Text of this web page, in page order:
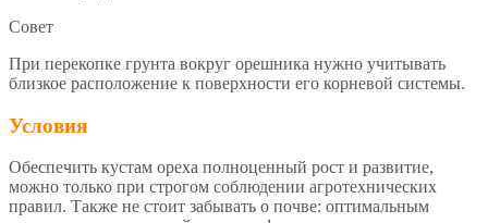
Совет
При перекопке грунта вокруг орешника нужно учитывать
близкое расположение к поверхности его корневой системы.
Условия
Обеспечить кустам ореха полноценный рост и развитие,
можно только при строгом соблюдении агротехнических
правил. Также не стоит забывать о почве: оптимальным